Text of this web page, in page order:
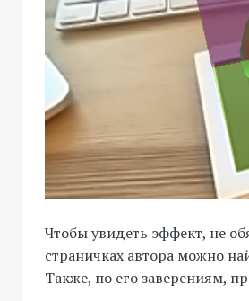
Чтобы увидеть эффект, не
страничках автора можно
Также, по его заверениям,